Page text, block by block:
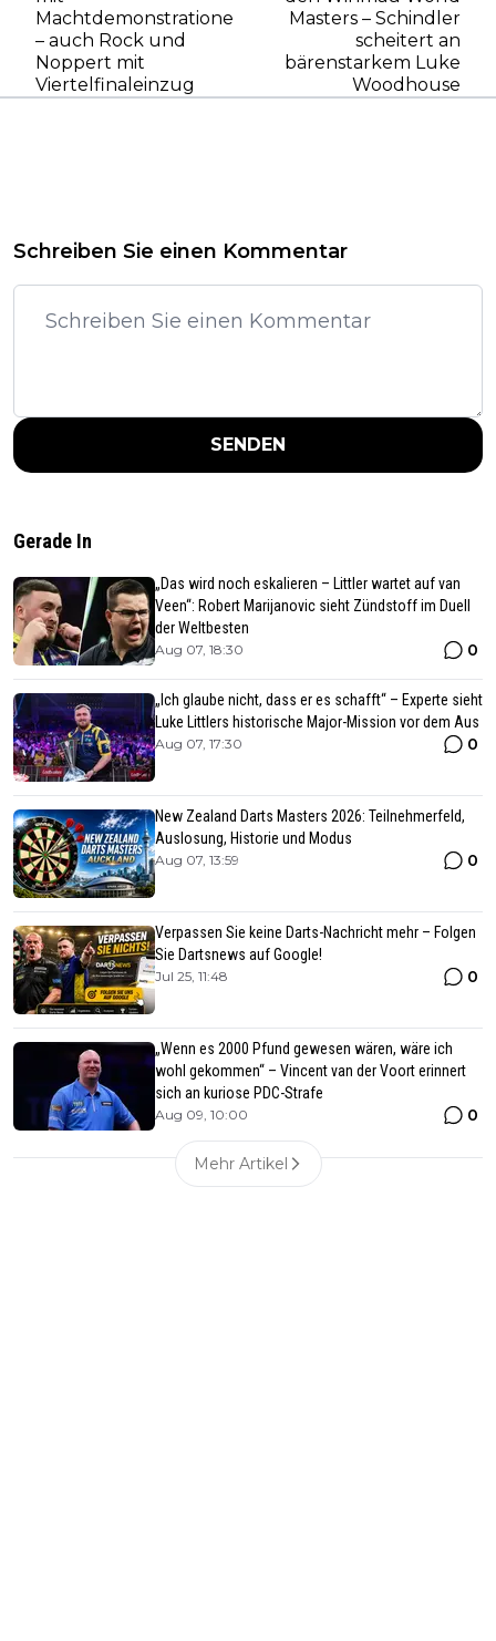
Machtdemonstrationen
– auch Rock und
Noppert mit
Viertelfinaleinzug
Masters – Schindler
scheitert an
bärenstarkem Luke
Woodhouse
Schreiben Sie einen Kommentar
SENDEN
Gerade In
„Das wird noch eskalieren – Littler wartet auf van
Veen“: Robert Marijanovic sieht Zündstoff im Duell
der Weltbesten
Aug 07, 18:30 0
„Ich glaube nicht, dass er es schafft“ – Experte sieht
Luke Littlers historische Major-Mission vor dem Aus
Aug 07, 17:30 0
New Zealand Darts Masters 2026: Teilnehmerfeld,
Auslosung, Historie und Modus
Aug 07, 13:59 0
Verpassen Sie keine Darts-Nachricht mehr – Folgen
Sie Dartsnews auf Google!
Jul 25, 11:48 0
„Wenn es 2000 Pfund gewesen wären, wäre ich
wohl gekommen“ – Vincent van der Voort erinnert
sich an kuriose PDC-Strafe
Aug 09, 10:00 0
Mehr Artikel